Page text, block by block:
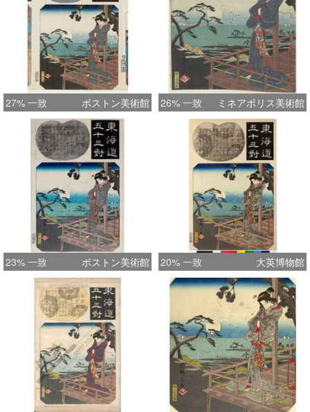
27% 一致 ボストン美術館 26% 一致 ミネアポリス美術館
23% 一致 ボストン美術館 20% 一致 大英博物館